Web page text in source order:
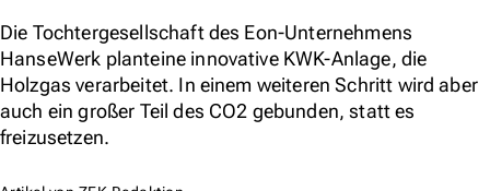
Die Tochtergesellschaft des Eon-Unternehmens
HanseWerk planteine innovative KWK-Anlage, die
Holzgas verarbeitet. In einem weiteren Schritt wird aber
auch ein großer Teil des CO2 gebunden, statt es
freizusetzen.